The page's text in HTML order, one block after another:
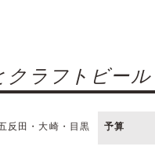
クラフトビー
反田・大崎・目黒 予算